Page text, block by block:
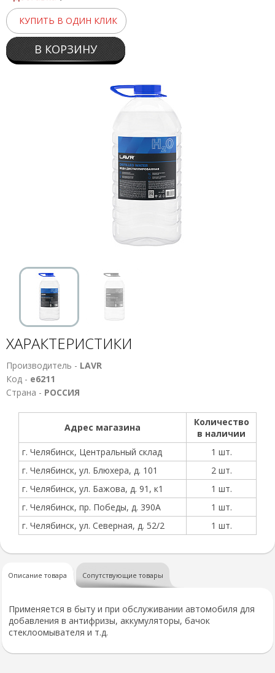
КУПИТЬ В ОДИН КЛИК
В КОРЗИНУ
ХАРАКТЕРИСТИКИ
Производитель - LAVR
Код - е6211
Страна - РОССИЯ
Адрес магазина
Количество
в наличии
г. Челябинск, Центральный склад
1 шт.
г. Челябинск, ул. Блюхера, д. 101
2 шт.
г. Челябинск, ул. Бажова, д. 91, к1
1 шт.
г. Челябинск, пр. Победы, д. 390А
1 шт.
г. Челябинск, ул. Северная, д. 52/2
1 шт.
Описание товара Сопутствующие товары
Применяется в быту и при обслуживании автомобиля для
добавления в антифризы, аккумуляторы, бачок
стеклоомывателя и т.д.